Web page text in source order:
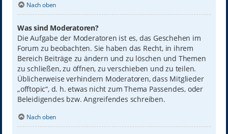
Nach oben
Was sind Moderatoren?
Die Aufgabe der Moderatoren ist es, das Geschehen im
Forum zu beobachten. Sie haben das Recht, in ihrem
Bereich Beiträge zu ändern und zu löschen und Themen
zu schließen, zu öffnen, zu verschieben und zu teilen.
Üblicherweise verhindern Moderatoren, dass Mitglieder
„offtopic“, d. h. etwas nicht zum Thema Passendes, oder
Beleidigendes bzw. Angreifendes schreiben.
Nach oben